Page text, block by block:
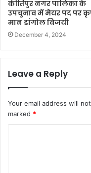
कीर्तिपुर नगर पालिका के
उपचुनाव में मेयर पद पर
मान डांगोल विजयी
December 4, 2024
Leave a Reply
Your email address will
marked *